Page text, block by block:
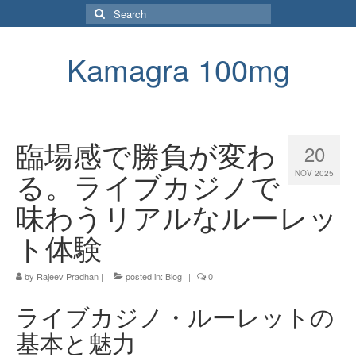
Search
for:
Kamagra 100mg
20
NOV 2025
臨場感で勝負が変わ
る。ライブカジノで
味わうリアルなルーレッ
ト体験
by Rajeev Pradhan | posted in: Blog | 0
ライブカジノ・ルーレットの
基本と魅力